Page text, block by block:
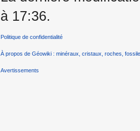
à 17:36.
Politique de confidentialité
À propos de Géowiki : minéraux, cristaux, roches,
Avertissements